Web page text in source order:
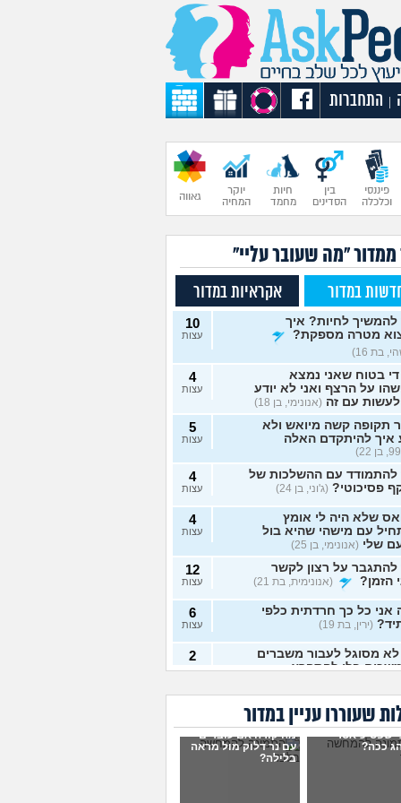
התחברות
פיננסי
וכלכלה
בין
הסדינים
חיות
מחמד
יוקר
המחיה
גאווה
ממדור "מה שעובר עליי"
במדור אקראיות במדור
להמשיך לחיות? איך
מטרה מספקת?
בת 16)
10
עצות
די בטוח שאני נמצא
על הרצף ואני לא יודע
עם זה (אנונימי, בן 18)
4
עצות
תקופה קשה מיואש ולא
איך להיתקדם האלה
5
עצות
להתמודד עם ההשלכות של
פסיכוטי? (ג'וני, בן 24)
4
עצות
שלא היה לי אומץ
עם מישהי שהיא בול
שלי (אנונימי, בן 25)
4
עצות
להתגבר על רצון לקשר
הזמן?
(אנונימית, בת 21)
12
עצות
אני כל כך חרדתית כלפי
(ירין, בת 19)
6
עצות
לא מסוגל לעבור משברים
בלי להתפרץ
2
חסר רגשות באופן מדאיג
(אנונימית, בת 33)
תקוע בחיים, איך
2
שעוררו עניין במדור
שפסיכיאטר
ככה?
מה קורה אם עוברים
עם נר דלוק מול מראה
בלילה?